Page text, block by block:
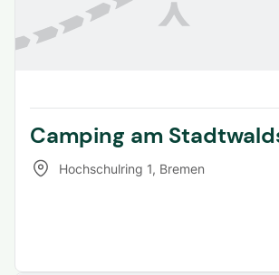
Camping am
Hochschulring 1, Bremen